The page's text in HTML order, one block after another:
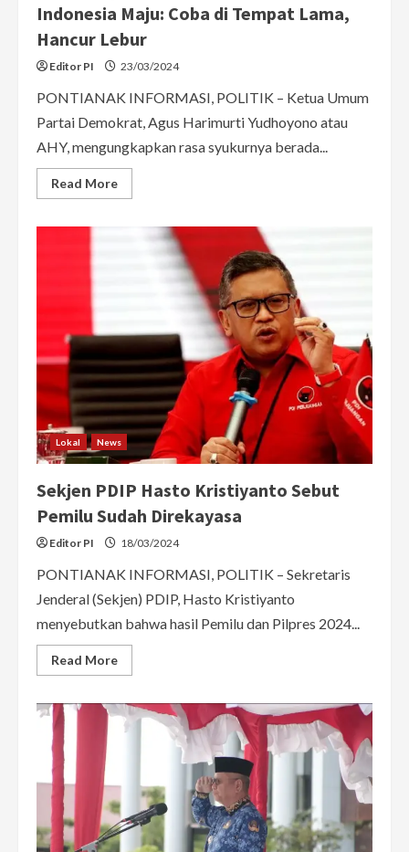
Indonesia Maju: Coba di Tempat Lama,
Hancur Lebur
Editor PI 23/03/2024
PONTIANAK INFORMASI, POLITIK – Ketua Umum
Partai Demokrat, Agus Harimurti Yudhoyono atau
AHY, mengungkapkan rasa syukurnya berada...
Read MoreRead
more
Bersyukur
Indonesia
Tempat
Lama,
Hancur
Lebur
Lokal News
Sekjen PDIP Hasto Kristiyanto Sebut
Pemilu Sudah Direkayasa
Editor PI 18/03/2024
PONTIANAK INFORMASI, POLITIK – Sekretaris
Jenderal (Sekjen) PDIP, Hasto Kristiyanto
menyebutkan bahwa hasil Pemilu dan Pilpres 2024...
Read MoreRead
more
PDIP
Hasto
Kristiyanto
Direkayasa